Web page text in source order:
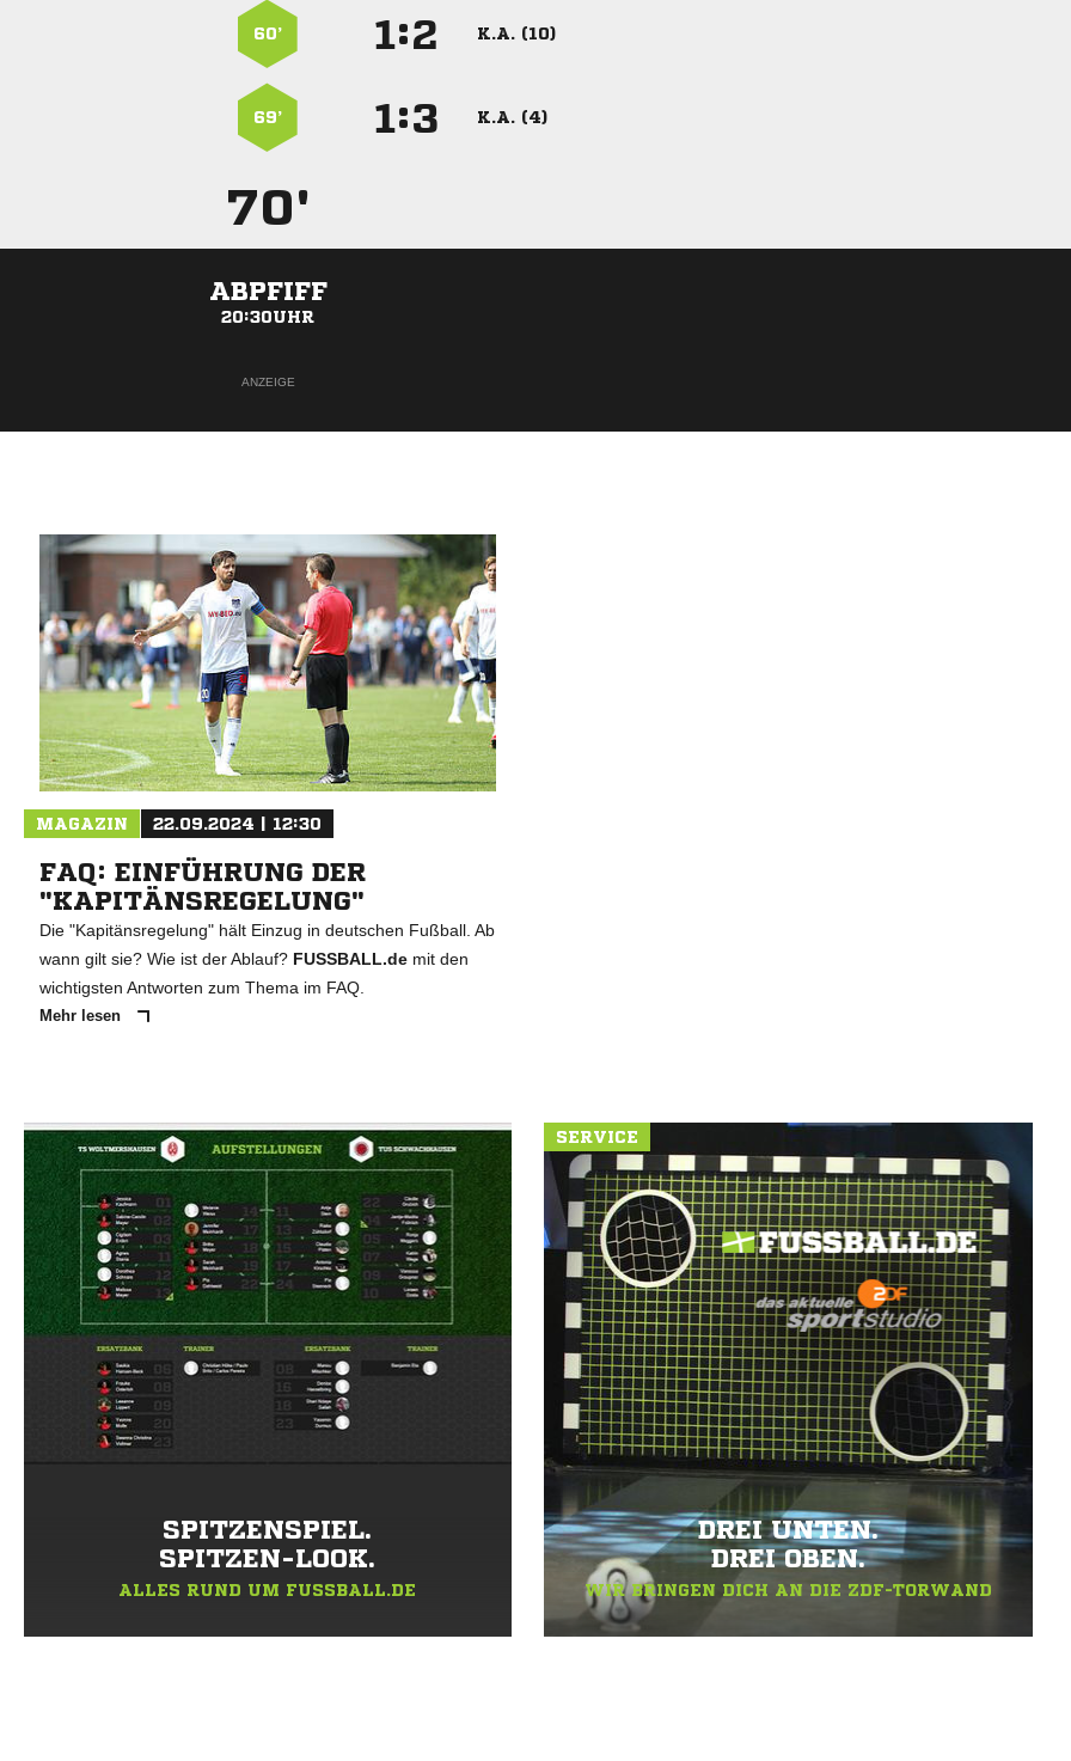
60’ : K.A. (10)
69’ : K.A. (4)
70'
ABPFIFF
20:30UHR
ANZEIGE
MAGAZIN 22.09.2024 | 12:30
FAQ: EINFÜHRUNG DER
"KAPITÄNSREGELUNG"
Die "Kapitänsregelung" hält Einzug in deutschen Fußball. Ab
wann gilt sie? Wie ist der Ablauf? FUSSBALL.demit den
wichtigsten Antworten zum Thema im FAQ.
Mehr lesen
SPITZENSPIEL.
SPITZEN-LOOK.
ALLES RUND UM FUSSBALL.DE
SERVICE
DREI UNTEN.
DREI OBEN.
WIR BRINGEN DICH AN DIE ZDF-TORWAND